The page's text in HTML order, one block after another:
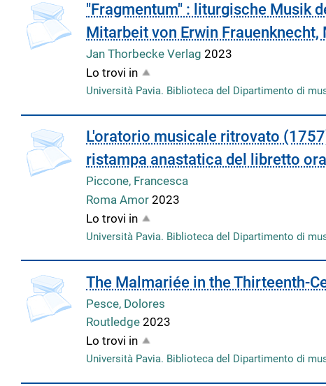
"Fragmentum" : liturgische Musik
Mitarbeit von Erwin
Jan Thorbecke Verlag2023
Lo trovi in
Università Pavia. Biblioteca del Dipartimento di
L'oratorio musicale ritrovato
ristampa anastatica del libretto
Piccone, Francesca
Roma Amor2023
Lo trovi in
Università Pavia. Biblioteca del Dipartimento di
The Malmariée in the Thirteenth-
Pesce, Dolores
Routledge2023
Lo trovi in
Università Pavia. Biblioteca del Dipartimento di